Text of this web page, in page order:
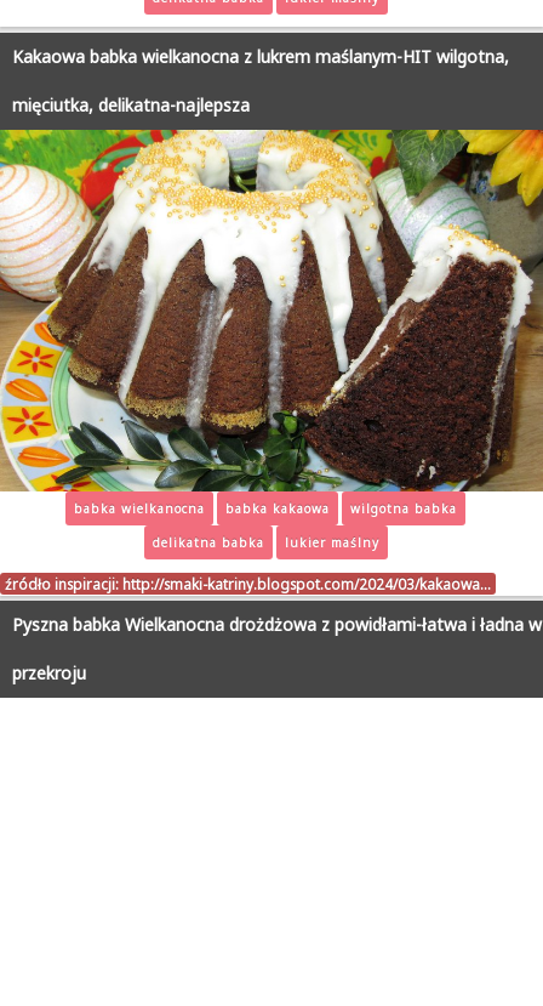
Kakaowa babka wielkanocna z lukrem maślanym-HIT wilgotna,
mięciutka, delikatna-najlepsza
babka wielkanocna babka kakaowa
wilgotna babka
delikatna babka
lukier maślny
źródło inspiracji: http://smaki-katriny.blogspot.com/2024/03/kakaowa…
Pyszna babka Wielkanocna drożdżowa z powidłami-łatwa i ładna w
przekroju